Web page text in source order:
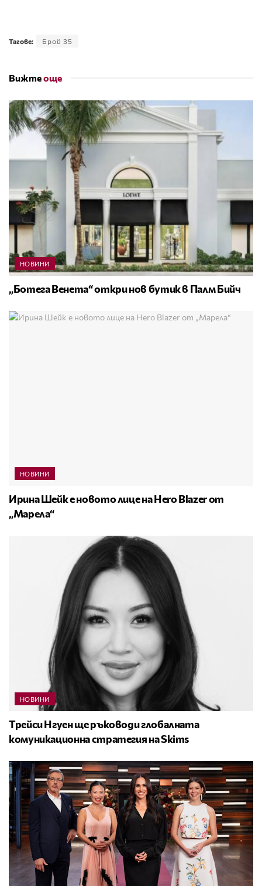
Тагове: Брой 35
Вижтеоще
НОВИНИ
„Ботега Венета“ откри нов бутик в Палм Бийч
НОВИНИ
Ирина Шейк е новото лице на Hero Blazer от
„Марела“
НОВИНИ
Трейси Нгуен ще ръководи глобалната
комуникационна стратегия на Skims